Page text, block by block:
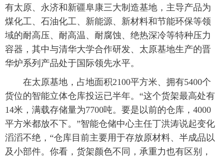
有太原、永济和新疆阜康三大制造基地，主导产品为
煤化工、石油化工、新能源、新材料和节能环保等领
域的耐高压、耐高温、耐腐蚀、绝热深冷等特种压力
容器，其中与清华大学合作研发、太原基地生产的晋
华炉系列产品处于国际领先水平。
在太原基地，占地面积2100平方米、拥有5400个
货位的智能立体仓库投运已半年。“这个货架最高处有
14米，满载存储量为7700吨。要是以前的仓库，4000
平方米都放不下。”智能仓储中心主任丁洪涛说起变化
滔滔不绝，“仓库目前主要用于存放原材料、半成品以
及小部件。你看，货架颜色不同，承重力也有区别，